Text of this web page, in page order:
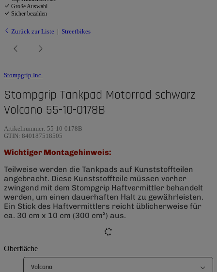
Große Auswahl
Sicher bezahlen
Zurück zur Liste Streetbikes
Stompgrip Inc.
Stompgrip Tankpad Motorrad schwarz
Volcano 55-10-0178B
Artikelnummer: 55-10-0178B
GTIN: 840187518505
Wichtiger Montagehinweis:
Teilweise werden die Tankpads auf Kunststoffteilen
angebracht. Diese Kunststoffteile müssen vorher
zwingend mit dem Stompgrip Haftvermittler behandelt
werden, um einen dauerhaften Halt zu gewährleisten.
Ein Stick des Haftvermittlers reicht üblicherweise für
ca. 30 cm x 10 cm (300 cm²) aus.
Oberfläche
Volcano